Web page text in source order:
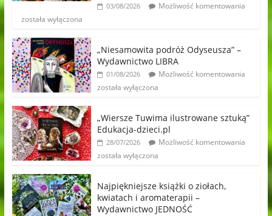
03/08/2026
Możliwość komentowania
została wyłączona
„Niesamowita podróż Odyseusza” –
Wydawnictwo LIBRA
01/08/2026
Możliwość komentowania
została wyłączona
„Wiersze Tuwima ilustrowane sztuką”
Edukacja-dzieci.pl
28/07/2026
Możliwość komentowania
została wyłączona
Najpiękniejsze książki o ziołach,
kwiatach i aromaterapii –
Wydawnictwo JEDNOŚĆ